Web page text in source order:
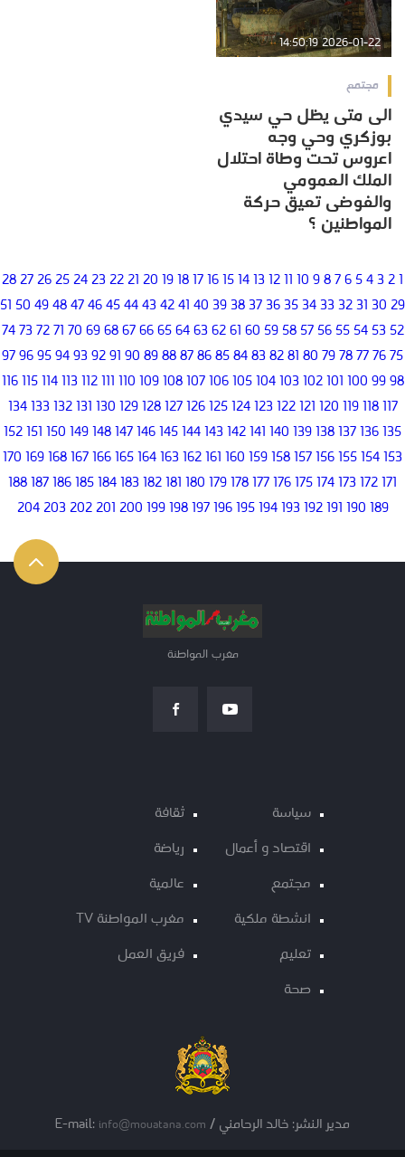
2026-01-22 14:50:19
مجتمع
الى متى يظل حي سيدي
بوزكري وحي وجه
اعروس تحت وطاة احتلال
الملك العمومي
والفوضى تعيق حركة
المواطنين ؟
1
2
3
4
5
6
7
8
9
10
11
12
13
14
15
16
17
18
19
20
21
22
23
24
25
26
27
28
29
30
31
32
33
34
35
36
37
38
39
40
41
42
43
44
45
46
47
48
49
50
51
52
53
54
55
56
57
58
59
60
61
62
63
64
65
66
67
68
69
70
71
72
73
74
75
76
77
78
79
80
81
82
83
84
85
86
87
88
89
90
91
92
93
94
95
96
97
98
99
100
101
102
103
104
105
106
107
108
109
110
111
112
113
114
115
116
117
118
119
120
121
122
123
124
125
126
127
128
129
130
131
132
133
134
135
136
137
138
139
140
141
142
143
144
145
146
147
148
149
150
151
152
153
154
155
156
157
158
159
160
161
162
163
164
165
166
167
168
169
170
171
172
173
174
175
176
177
178
179
180
181
182
183
184
185
186
187
188
189
190
191
192
193
194
195
196
197
198
199
200
201
202
203
204
مغرب المواطنة
سياسة
اقتصاد و أعمال
مجتمع
انشطة ملكية
تعليم
صحة
ثقافة
رياضة
عالمية
مغرب المواطنة TV
فريق العمل
مدير النشر: خالد الرحامني / E-mail: info@mouatana.com